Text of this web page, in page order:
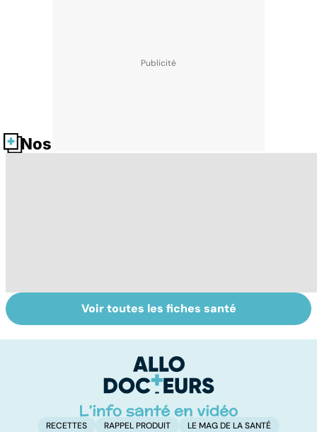
Nos fiches santé
Intoxications
alimentaires :
Les dangers de la
malbouffe
Voir toutes les fiches santé
RECETTES RAPPEL PRODUIT LE MAG DE LA SANTÉ